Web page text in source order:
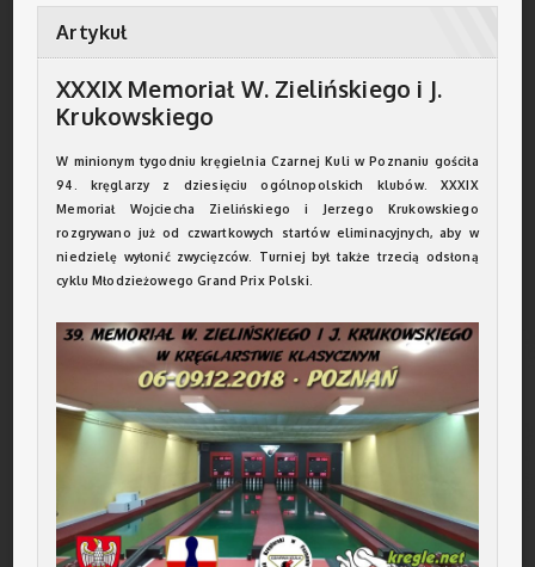
Artykuł
XXXIX Memoriał W. Zielińskiego i J.
Krukowskiego
W minionym tygodniu kręgielnia Czarnej Kuli w Poznaniu gościła
94. kręglarzy z dziesięciu ogólnopolskich klubów. XXXIX
Memoriał Wojciecha Zielińskiego i Jerzego Krukowskiego
rozgrywano już od czwartkowych startów eliminacyjnych, aby w
niedzielę wyłonić zwycięzców. Turniej był także trzecią odsłoną
cyklu Młodzieżowego Grand Prix Polski.